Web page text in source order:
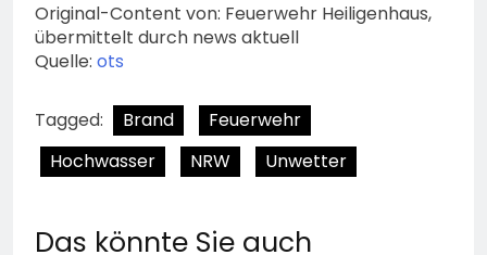
Original-Content von: Feuerwehr Heiligenhaus,
übermittelt durch news aktuell
Quelle: ots
Tagged: Brand
Feuerwehr
Hochwasser
NRW Unwetter
Das könnte Sie auch